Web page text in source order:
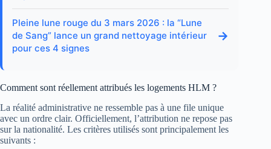
Pleine lune rouge du 3 mars 2026 : la “Lune
de Sang” lance un grand nettoyage intérieur
pour ces 4 signes
→
Comment sont réellement attribués les logements HLM ?
La réalité administrative ne ressemble pas à une file unique
avec un ordre clair. Officiellement, l’attribution ne repose pas
sur la nationalité. Les critères utilisés sont principalement les
suivants :